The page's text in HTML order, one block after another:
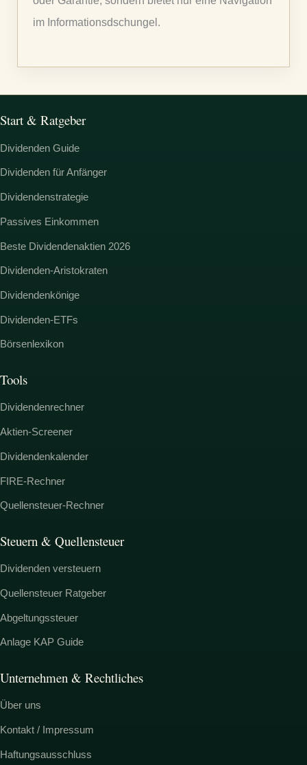
im Informationsdschungel.
Start & Ratgeber
Dividenden Guide
Dividenden für Anfänger
Dividendenstrategie
Passives Einkommen
Beste Dividendenaktien 2026
Dividenden-Aristokraten
Dividendenkönige
Dividenden-ETFs
Börsenlexikon
Tools
Dividendenrechner
Aktien-Screener
Dividendenkalender
FIRE-Rechner
Quellensteuer-Rechner
Steuern & Quellensteuer
Dividenden versteuern
Quellensteuer Ratgeber
Abgeltungssteuer
Anlage KAP Guide
Unternehmen & Rechtliches
Über uns
Kontakt / Impressum
Haftungsausschluss